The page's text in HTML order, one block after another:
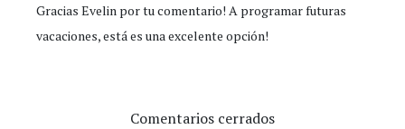
Gracias Evelin por tu comentario! A programar futuras
vacaciones, está es una excelente opción!
Comentarios cerrados